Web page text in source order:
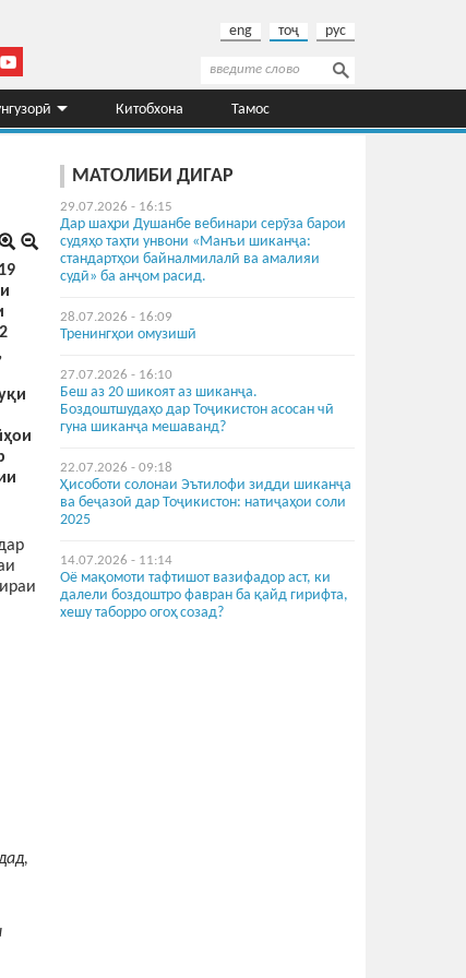
eng тоҷ рус
Форма поиска
Поиск
Китобхона Тамос
МАТОЛИБИ ДИГАР
29.07.2026 - 16:15
Дар шаҳри Душанбе вебинари серӯза барои
судяҳо таҳти унвони «Манъи шиканҷа:
стандартҳои байналмилалӣ ва амалияи
судӣ» ба анҷом расид.
28.07.2026 - 16:09
Тренингҳои омузишӣ
27.07.2026 - 16:10
Беш аз 20 шикоят аз шиканҷа.
Боздоштшудаҳо дар Тоҷикистон асосан чӣ
гуна шиканҷа мешаванд?
22.07.2026 - 09:18
Ҳисоботи солонаи Эътилофи зидди шиканҷа
ва беҷазоӣ дар Тоҷикистон: натиҷаҳои соли
2025
14.07.2026 - 11:14
Оё мақомоти тафтишот вазифадор аст, ки
далели боздоштро фавран ба қайд гирифта,
хешу таборро огоҳ созад?